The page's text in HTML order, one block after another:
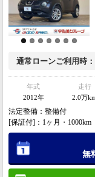
通常ローンご利用時
年式
2012年
走行
2.0万
法定整備：整備付
[保証付]：1ヶ月・1000km
無